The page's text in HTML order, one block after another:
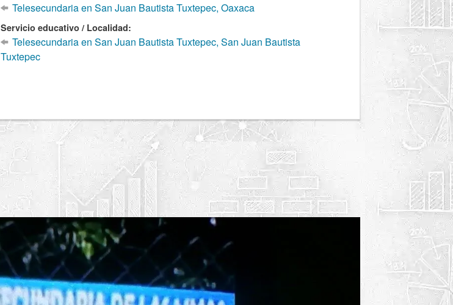
Telesecundaria en San Juan Bautista Tuxtepec, Oaxaca
Servicio educativo / Localidad:
Telesecundaria en San Juan Bautista Tuxtepec, San Juan Bautista
Tuxtepec